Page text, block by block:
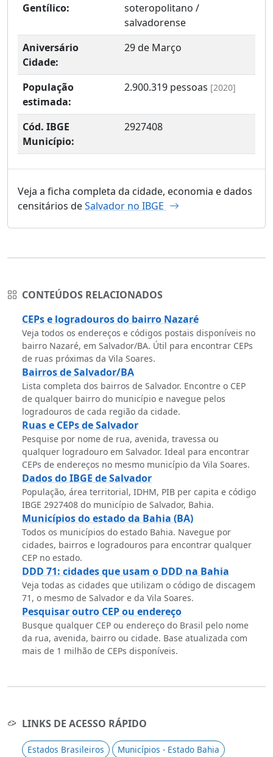
Gentílico:
soteropolitano /
salvadorense
Aniversário
Cidade:
29 de Março
População
estimada:
2.900.319 pessoas [2020]
Cód. IBGE
Município:
2927408
Veja a ficha completa da cidade, economia e dados
censitários deSalvador no IBGE
CONTEÚDOS RELACIONADOS
CEPs e logradouros do bairro Nazaré
Veja todos os endereços e códigos postais disponíveis no
bairro Nazaré, em Salvador/BA. Útil para encontrar CEPs
de ruas próximas da Vila Soares.
Bairros de Salvador/BA
Lista completa dos bairros de Salvador. Encontre o CEP
de qualquer bairro do município e navegue pelos
logradouros de cada região da cidade.
Ruas e CEPs de Salvador
Pesquise por nome de rua, avenida, travessa ou
qualquer logradouro em Salvador. Ideal para encontrar
CEPs de endereços no mesmo município da Vila Soares.
Dados do IBGE de Salvador
População, área territorial, IDHM, PIB per capita e código
IBGE 2927408 do município de Salvador, Bahia.
Municípios do estado da Bahia (BA)
Todos os municípios do estado Bahia. Navegue por
cidades, bairros e logradouros para encontrar qualquer
CEP no estado.
DDD 71: cidades que usam o DDD na Bahia
Veja todas as cidades que utilizam o código de discagem
71, o mesmo de Salvador e da Vila Soares.
Pesquisar outro CEP ou endereço
Busque qualquer CEP ou endereço do Brasil pelo nome
da rua, avenida, bairro ou cidade. Base atualizada com
mais de 1 milhão de CEPs disponíveis.
LINKS DE ACESSO RÁPIDO
Estados Brasileiros Municípios - Estado Bahia